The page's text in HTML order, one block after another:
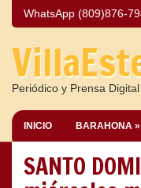
WhatsApp (809)876-
Periódico y Prensa Digital
INICIO BARAHONA »
SANTO